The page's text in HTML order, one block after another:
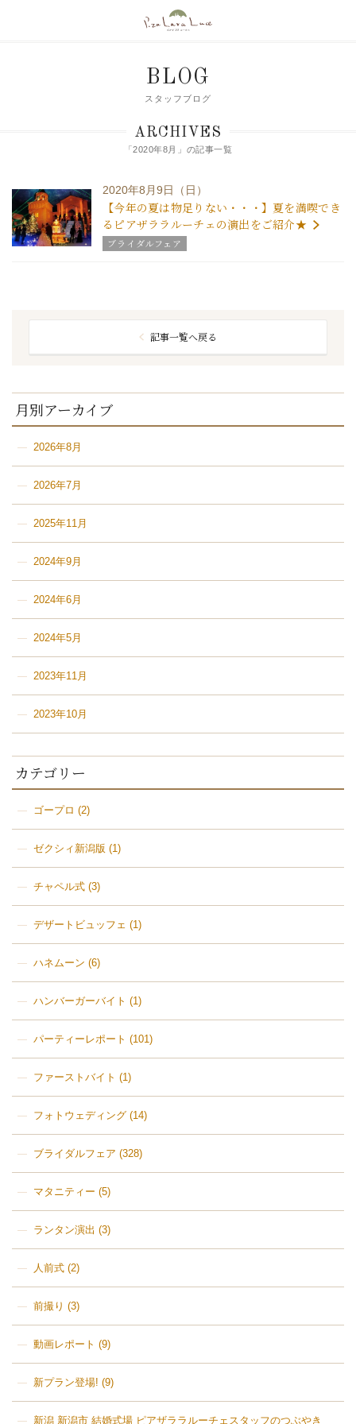
BLOG
スタッフブログ
ARCHIVES
「2020年8月」の記事一覧
2020年8月9日（日）
【今年の夏は物足りない・・・】夏を満喫でき
るピアザララルーチェの演出をご紹介★
ブライダルフェア
最新情報 新潟県 新潟市 結婚式場 ピアザララルーチ
結婚式の演出
記事一覧へ戻る
月別アーカイブ
2026年8月
2026年7月
2025年11月
2024年9月
2024年6月
2024年5月
2023年11月
2023年10月
カテゴリー
ゴープロ (2)
ゼクシィ新潟版 (1)
チャペル式(3)
デザートビュッフェ (1)
ハネムーン (6)
ハンバーガーバイト (1)
パーティーレポート (101)
ファーストバイト (1)
フォトウェディング(14)
ブライダルフェア (328)
マタニティー (5)
ランタン演出 (3)
人前式(2)
前撮り (3)
動画レポート (9)
新プラン登場! (9)
新潟 新潟市 結婚式場 ピアザララルーチェスタッフのつぶやき